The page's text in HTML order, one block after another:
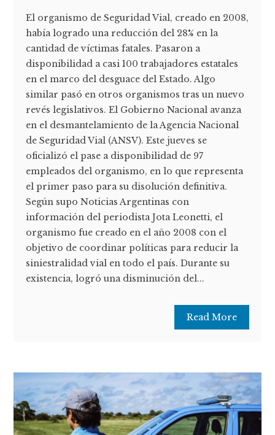
El organismo de Seguridad Vial, creado en 2008,
había logrado una reducción del 28% en la
cantidad de víctimas fatales. Pasaron a
disponibilidad a casi 100 trabajadores estatales
en el marco del desguace del Estado. Algo
similar pasó en otros organismos tras un nuevo
revés legislativos. El Gobierno Nacional avanza
en el desmantelamiento de la Agencia Nacional
de Seguridad Vial (ANSV). Este jueves se
oficializó el pase a disponibilidad de 97
empleados del organismo, en lo que representa
el primer paso para su disolución definitiva.
Según supo Noticias Argentinas con
información del periodista Jota Leonetti, el
organismo fue creado en el año 2008 con el
objetivo de coordinar políticas para reducir la
siniestralidad vial en todo el país. Durante su
existencia, logró una disminución del...
Read More